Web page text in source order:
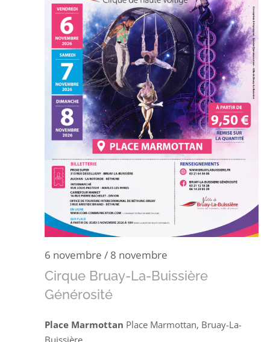
6 novembre / 8 novembre
Cirque Bruay-La-Buissière
Générosité
Place Marmottan Place Marmottan, Bruay-La-